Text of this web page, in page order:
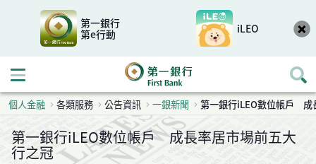
第一銀行
第e行動
iLEO
開啟行動選單
個人金融 各類服務 公告資訊 一銀新聞 第一銀行iLEO數位帳戶 成
第一銀行iLEO數位帳戶 成長率居市場前五大
行之冠